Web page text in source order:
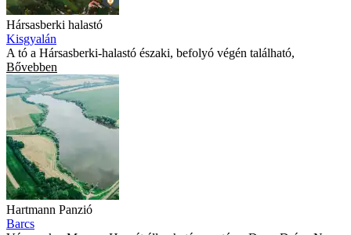
Hársasberki halastó
Kisgyalán
A tó a Hársasberki-halastó északi, befolyó végén található,
Bővebben
Hartmann Panzió
Barcs